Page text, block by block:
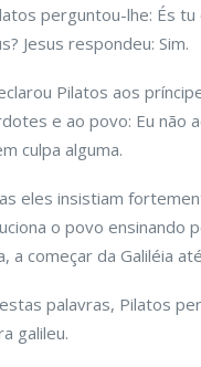
perguntou-lhe: És
Jesus respondeu: Sim.
Pilatos aos
e ao povo: Eu não
culpa alguma.
eles insistiam
o povo ensinando
a começar da Galiléia
palavras, Pilatos
galileu.